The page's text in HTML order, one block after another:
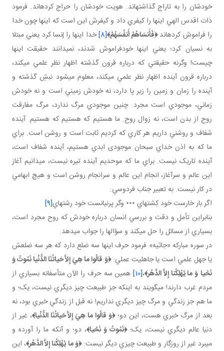
خودشان را به تاراج گذاشته اند. هويت خودشان را حراج کرده اند. فرمود
ذات اقدس الهي اينها را کيفري داد و کيفرش اين است که اينها چون خدا
را فراموش کرده اند﴿فَأَنسَاهُمْ أَنفُسَهُمْ﴾[8]
خدا اينها را إنسا کرد يعني مبتلا
به نسيان کرد؛ يعني اينها خودفراموش شدند، نمي دانند حقيقت اينها
چيست! وگرنه حقيقتي که درباره قرون گذشته اظهار نظر علمي مي کند،
درباره قرون آينده اظهار نظر علمي مي کند، معلوم مي شود نبشِ گذشته و
آينده را زمان و زمين را زير پا دارد، نه خودش زميني است و نه خودش
زماني، موجودي است مجرد. چنين موجودي مرگ ندارد، مرگ مفارقت
روح از بدن است، نه زوال روح. ما هستيم که هستيم که هستيم. آينده
شفاف و روشني داريم هر کاري که کرديم ثابت است و روشن است. براي
ما که به اذن خداي سبحان موجودی ابدي هستيم، آينده شفاف است،
آينده تاريک نيست. براي ما که موحديم آينده تيره نيست، مي دانيم آغاز
اين عالم و سرآغاز، انجام اين عالم و سرانجام روشن است و هيچ ابهامي
در کار نيست. به تعبير جناب فردوسي:
اگر بار خارست خود کِشته اي ٭٭٭ وگر پرنيانست خود رشته اي[9]
بنابراين تأمل و دقت و بررسي انسان درباره خودش که روح مجرد است،
بسياري از مسائل را حل مي کند و سؤال ها را جواب مي دهد.
در سوره مبارکه «جاثيه» فرمود حرف اينها سه ضلع دارد که هر سه ضلعش
يا جهل علمي است يا جاهليت عملي:﴿وَ قالُوا ما هِيَ إِلاَّ حَياتُنَا الدُّنْيا نَمُوتُ وَ
نَحْيا وَ ما يُهْلِكُنا إِلاَّ الدَّهْر﴾،[10]
همين سه حرف را الآن متأسفانه بسياري از
مردم غرب دارند! مي گويند به اينکه جز طبيعت چيز ديگري نيست، يک؛ و
ما هم جز زندگي و مرگ چيز ديگري نداريم! نه قبل از زندگي خبري بود، نه
بعد از مرگ خبري هست، اين دو؛﴿وَ قالُوا ما هِيَ إِلاَّ حَياتُنَا الدُّنْيا﴾، غير از
دنيا عالم ديگري نيست، يک؛﴿نَمُوتُ وَ نَحْيا﴾، دو؛ و آنکه ما را آورده و
مي برد غير از روزگار و طبيعت چيزي ديگر نيست:﴿وَ ما يُهْلِكُنا إِلاَّ الدَّهْر﴾، اين